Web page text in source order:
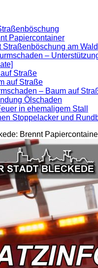
Papiercontainer
Straßenböschung am Wald
–
Straße
auf Straße
– Baum auf
Ölschaden
in ehemaligem Stall
Stoppelacker und
Brennt